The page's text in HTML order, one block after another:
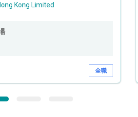
Kong Limited
全職